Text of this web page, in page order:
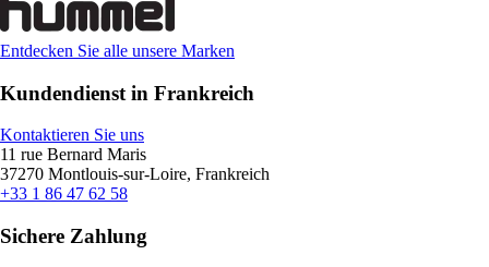
Entdecken Sie alle unsere Marken
Kundendienst in Frankreich
Kontaktieren Sie uns
11 rue Bernard Maris
37270 Montlouis-sur-Loire, Frankreich
+33 1 86 47 62 58
Sichere Zahlung